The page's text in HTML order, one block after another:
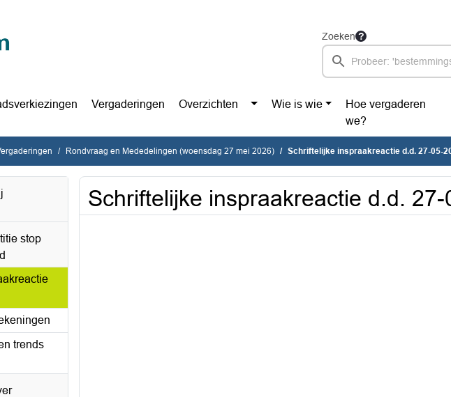
Zoeken
Vergaderingen Overzichten Wie is wie
Hoe vergaderen
we?
Rondvraag en Mededelingen (woensdag 27 mei 2026) Schriftelijke inspraakreactie d.d. 27-05-
stop
trends
Schriftelijke inspraakreactie d.d.